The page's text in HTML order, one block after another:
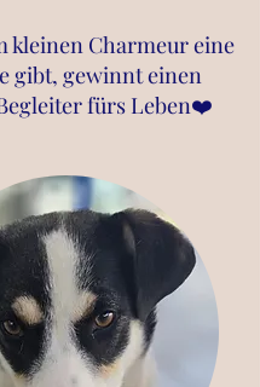
kleinen Charmeur eine
gibt, gewinnt einen
fürs Leben❤️